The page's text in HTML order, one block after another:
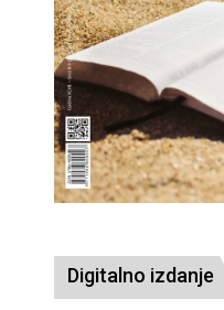
Digitalno izdanje